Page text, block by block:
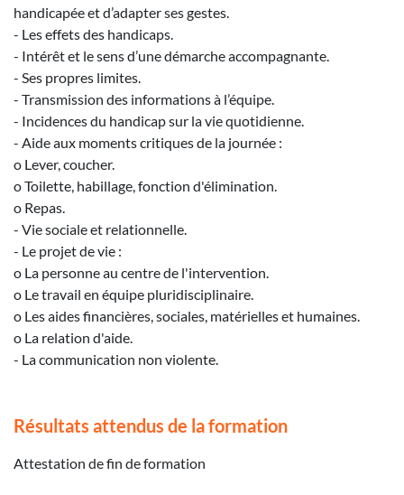
handicapée et d’adapter ses gestes.
- Les effets des handicaps.
- Intérêt et le sens d’une démarche accompagnante.
- Ses propres limites.
- Transmission des informations à l’équipe.
- Incidences du handicap sur la vie quotidienne.
- Aide aux moments critiques de la journée :
o Lever, coucher.
o Toilette, habillage, fonction d'élimination.
o Repas.
- Vie sociale et relationnelle.
- Le projet de vie :
o La personne au centre de l'intervention.
o Le travail en équipe pluridisciplinaire.
o Les aides financières, sociales, matérielles et humaines.
o La relation d'aide.
- La communication non violente.
Résultats attendus de la formation
Attestation de fin de formation